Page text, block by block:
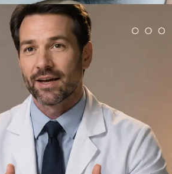
Agende sua consulta